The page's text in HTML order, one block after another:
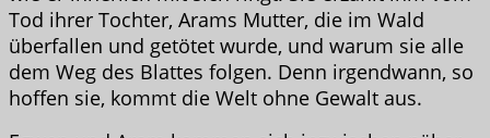
Tod ihrer Tochter, Arams Mutter, die im Wald
überfallen und getötet wurde, und warum sie alle
dem Weg des Blattes folgen. Denn irgendwann, so
hoffen sie, kommt die Welt ohne Gewalt aus.